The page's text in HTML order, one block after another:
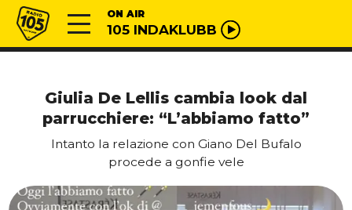
Vai al contenuto
Radio 105 ON AIR
105 INDAKLUBB
Giulia De Lellis cambia look dal
parrucchiere: “L’abbiamo fatto”
Intanto la relazione con Giano Del Bufalo
procede a gonfie vele